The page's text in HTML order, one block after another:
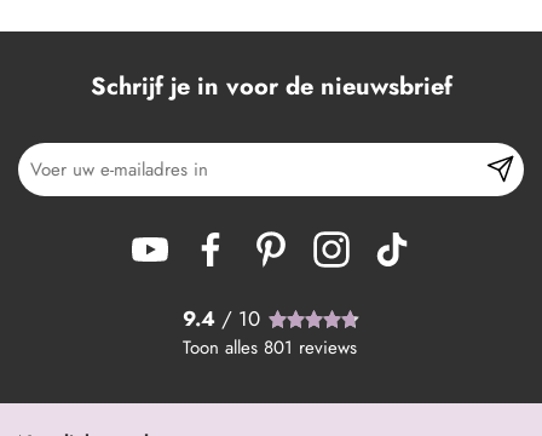
Schrijf je in voor de nieuwsbrief
9.4 / 10
Toon alles 801 reviews